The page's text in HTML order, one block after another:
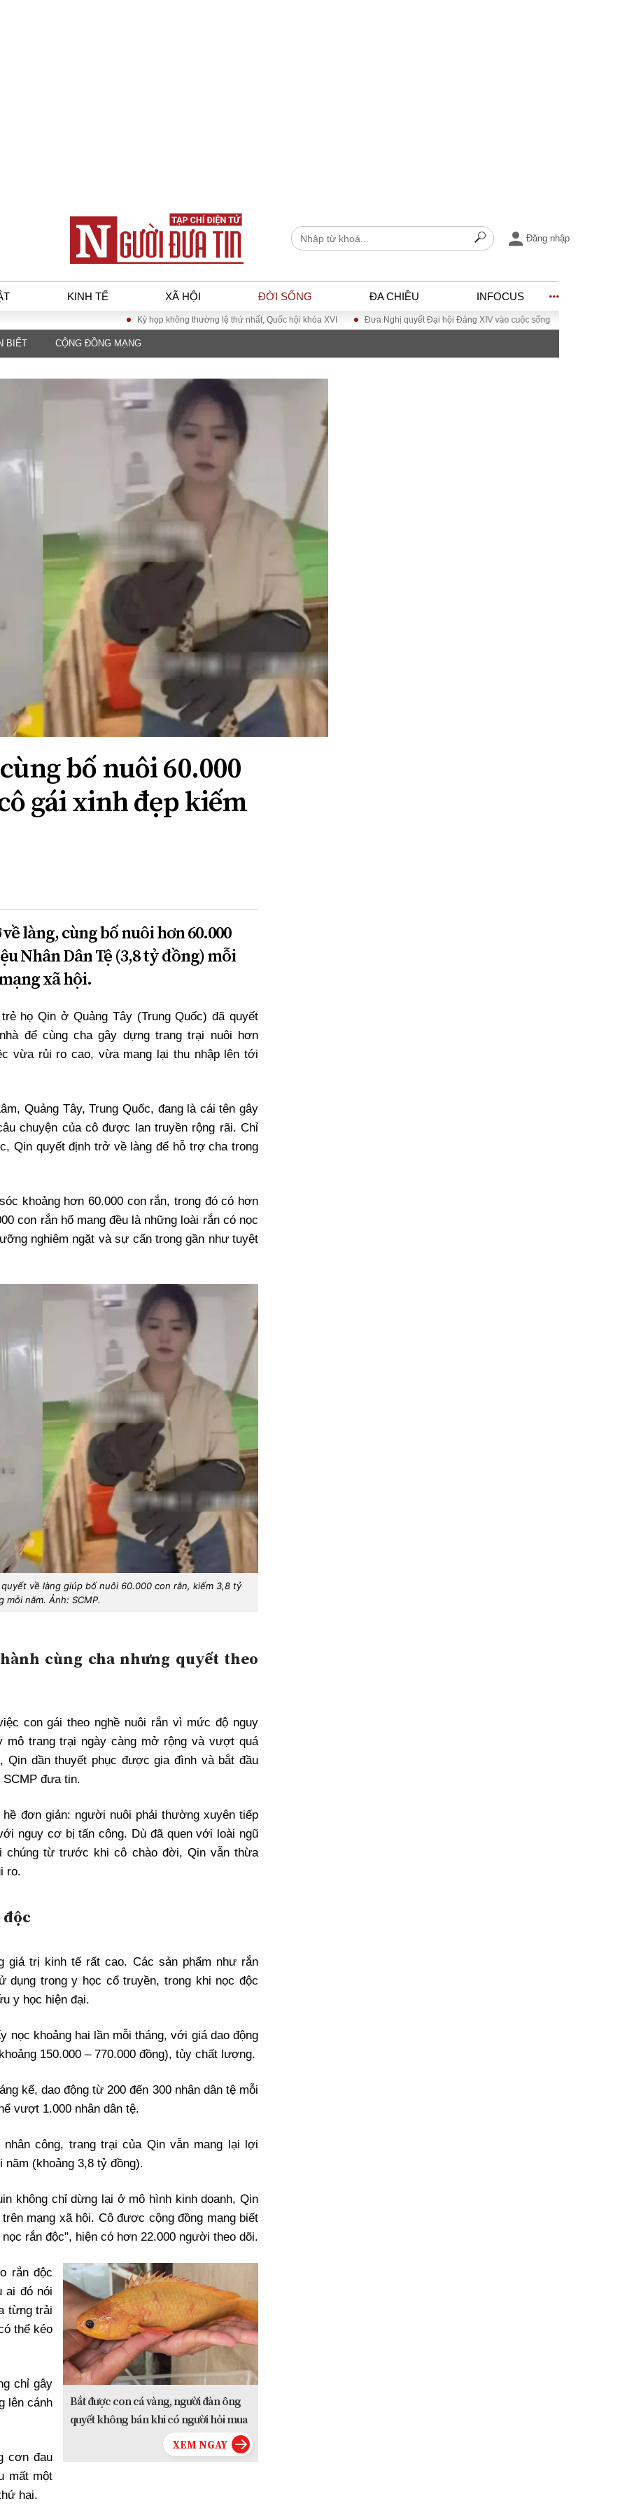
Đăng nhập
KINH TẾ XÃ HỘI ĐỜI SỐNG ĐA CHIỀU INFOCUS
Hình sự
KINH TẾ
Tài chính - Ngân
hàng
Hồ sơ doanh
Xu hướng thị
trường
Tiêu dùng và dư
Công nghệ
Giao thông – Đô thị
Kỳ họp không thường lệ thứ nhất, Quốc hội khóa XVI Đưa Nghị quyết Đại hội Đảng XIV vào cuộc sống Hướng tới Đại hội đại
BIẾT CỘNG ĐỒNG MẠNG
bố nuôi 60.000
gái xinh đẹp kiếm
làng, cùng bố nuôi hơn 60.000
Nhân Dân Tệ (3,8 tỷ đồng) mỗi
xã hội.
họ Qin ở Quảng Tây (Trung Quốc) đã quyết
để cùng cha gây dựng trang trại nuôi hơn
vừa rủi ro cao, vừa mang lại thu nhập lên tới
Quảng Tây, Trung Quốc, đang là cái tên gây
chuyện của cô được lan truyền rộng rãi. Chỉ
Qin quyết định trở về làng để hỗ trợ cha trong
khoảng hơn 60.000 con rắn, trong đó có hơn
con rắn hổ mang đều là những loài rắn có nọc
nghiêm ngặt và sự cẩn trọng gần như tuyệt
về làng giúp bố nuôi 60.000 con rắn, kiếm 3,8 tỷ
mỗi năm. Ảnh: SCMP.
cùng cha nhưng quyết theo
con gái theo nghề nuôi rắn vì mức độ nguy
mô trang trại ngày càng mở rộng và vượt quá
Qin dần thuyết phục được gia đình và bắt đầu
đưa tin.
đơn giản: người nuôi phải thường xuyên tiếp
nguy cơ bị tấn công. Dù đã quen với loài ngũ
chúng từ trước khi cô chào đời, Qin vẫn thừa
ro.
giá trị kinh tế rất cao. Các sản phẩm như rắn
dụng trong y học cổ truyền, trong khi nọc độc
y học hiện đại.
nọc khoảng hai lần mỗi tháng, với giá dao động
150.000 – 770.000 đồng), tùy chất lượng.
kể, dao động từ 200 đến 300 nhân dân tệ mỗi
vượt 1.000 nhân dân tệ.
công, trang trại của Qin vẫn mang lại lợi
năm (khoảng 3,8 tỷ đồng).
không chỉ dừng lại ở mô hình kinh doanh, Qin
mạng xã hội. Cô được cộng đồng mạng biết
rắn độc", hiện có hơn 22.000 người theo dõi.
Bắt được con cá vàng, người đàn ông
quyết không bán khi có người hỏi mua
rắn độc
ai đó nói
từng trải
thể kéo
chỉ gây
lên cánh
cơn đau
mất một
hai.